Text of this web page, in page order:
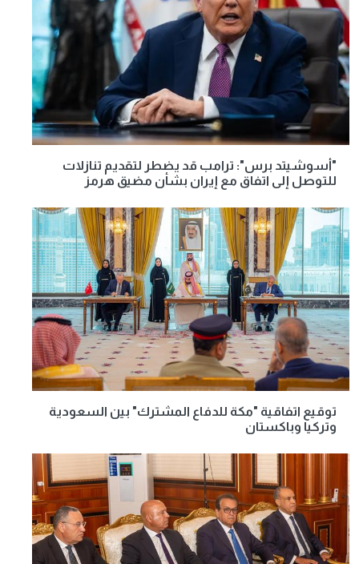
"أسوشيتد برس": ترامب قد يضطر لتقديم تنازلات
للتوصل إلى اتفاق مع إيران بشأن مضيق هرمز
توقيع اتفاقية "مكة للدفاع المشترك" بين السعودية
وتركيا وباكستان